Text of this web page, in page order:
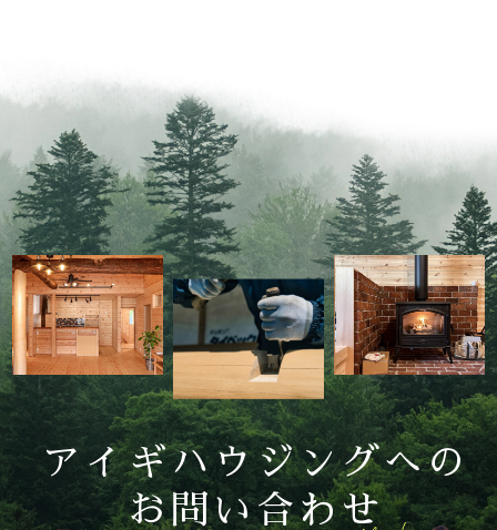
アイギハウジングへの
お問い合わせ